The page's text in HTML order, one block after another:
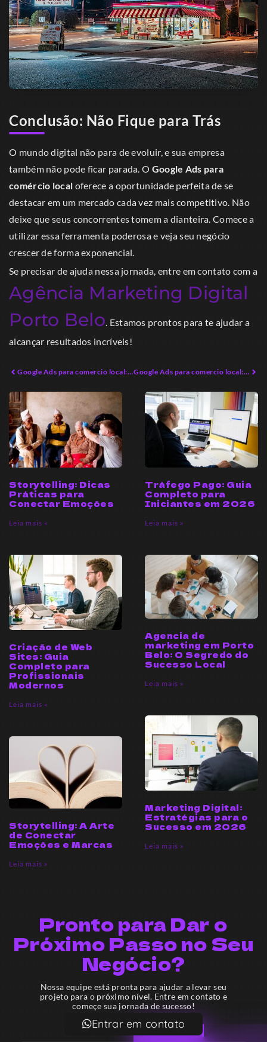
Conclusão: Não Fique para Trás
O mundo digital não para de evoluir, e sua empresa
também não pode ficar parada. O Google Ads para
comércio local oferece a oportunidade perfeita de se
destacar em um mercado cada vez mais competitivo. Não
deixe que seus concorrentes tomem a dianteira. Comece a
utilizar essa ferramenta poderosa e veja seu negócio
crescer de forma exponencial.
Se precisar de ajuda nessa jornada, entre em contato com a
Agência Marketing Digital
Porto Belo. Estamos prontos para te ajudar a
alcançar resultados incríveis!
Google Ads para comercio local: Domine o Mercado em 2026 Google Ads para comercio local: Guia Prático para 2026
Storytelling: Dicas
Práticas para
Conectar Emoções
Leia mais »
Tráfego Pago: Guia
Completo para
Iniciantes em 2026
Leia mais »
Criação de Web
Sites: Guia
Completo para
Profissionais
Modernos
Leia mais »
Agencia de
marketing em Porto
Belo: O Segredo do
Sucesso Local
Leia mais »
Storytelling: A Arte
de Conectar
Emoções e Marcas
Leia mais »
Marketing Digital:
Estratégias para o
Sucesso em 2026
Leia mais »
Pronto para Dar o
Próximo Passo no Seu
Negócio?
Nossa equipe está pronta para ajudar a levar seu
projeto para o próximo nível. Entre em contato e
começe sua jornada de sucesso!
Entrar em contato